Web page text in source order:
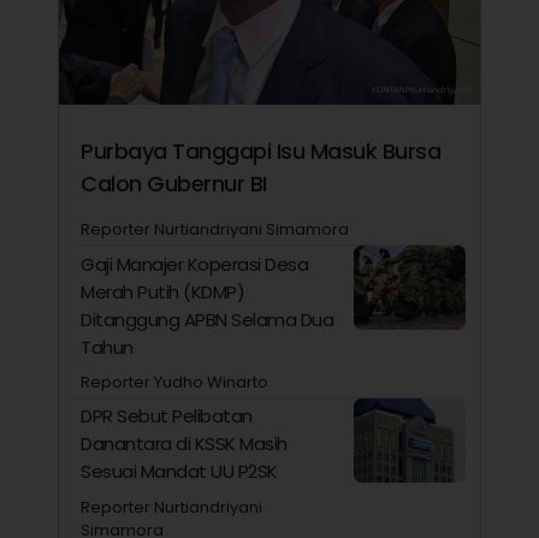
Purbaya Tanggapi Isu Masuk Bursa
Calon Gubernur BI
Reporter Nurtiandriyani Simamora
Gaji Manajer Koperasi Desa
Merah Putih (KDMP)
Ditanggung APBN Selama Dua
Tahun
Reporter Yudho Winarto
DPR Sebut Pelibatan
Danantara di KSSK Masih
Sesuai Mandat UU P2SK
Reporter Nurtiandriyani
Simamora